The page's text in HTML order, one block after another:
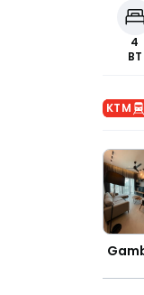
4
BT
KTM